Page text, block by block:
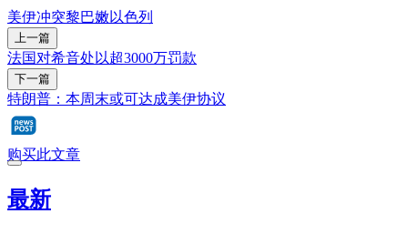
美伊冲突黎巴嫩以色列
上一篇
法国对希音处以超3000万罚款
下一篇
特朗普：本周末或可达成美伊协议
购买此文章
最新